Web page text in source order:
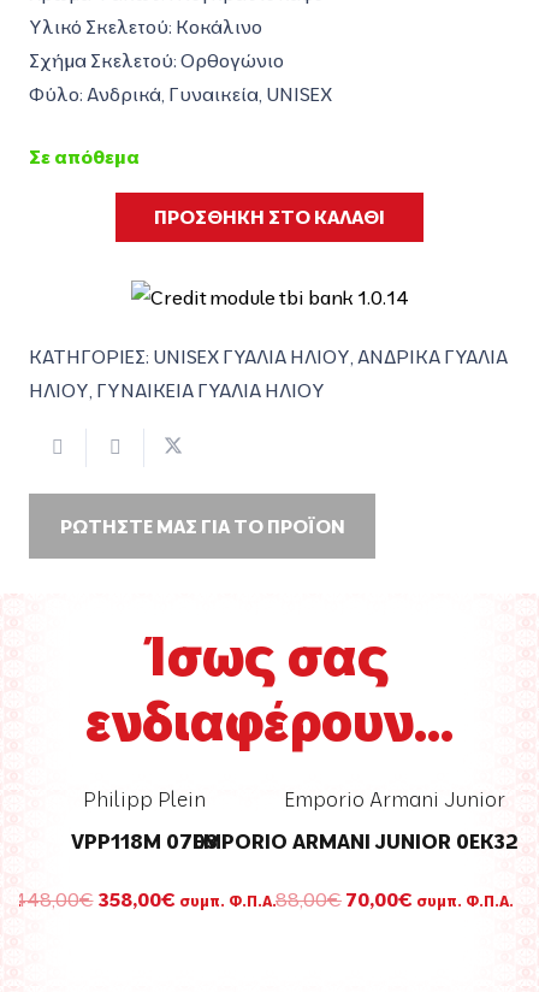
Υλικό Σκελετού: Κοκάλινο
Σχήμα Σκελετού: Ορθογώνιο
Φύλο: Ανδρικά, Γυναικεία, UNISEX
Σε απόθεμα
ΠΡΟΣΘΗΚΗ ΣΤΟ ΚΑΛΑΘΙ
ΚΑΤΗΓΟΡΙΕΣ: UNISEX ΓΥΑΛΙΑ ΗΛΙΟΥ, ΑΝΔΡΙΚΑ ΓΥΑΛΙΑ
ΗΛΙΟΥ, ΓΥΝΑΙΚΕΙΑ ΓΥΑΛΙΑ ΗΛΙΟΥ
ΡΩΤΗΣΤΕ ΜΑΣ ΓΙΑ ΤΟ ΠΡΟΪΟΝ
Ίσως σας
ενδιαφέρουν...
Philipp Plein
VPP118M 0703
448,00€ Original
358,00€Ησυμπ. Φ.Π.Α.
Emporio Armani Junior
EMPORIO ARMANI JUNIOR
88,00€ Original
70,00€ Η
συμπ. Φ.Π.Α.